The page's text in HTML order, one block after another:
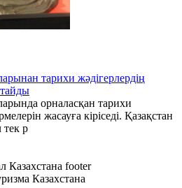
тарихи жәдігерлердің
орналасқан тарихи
жасауға кіріседі. Қазақстан
тек р
Казахстана